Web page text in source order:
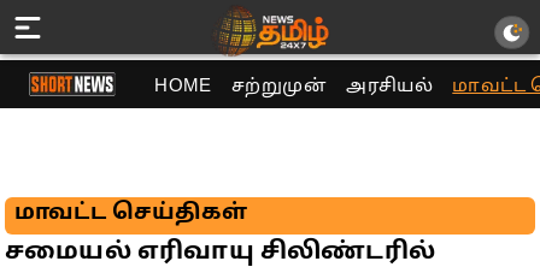
HOME சற்றுமுன் அரசியல் மாவட்ட
மாவட்ட செய்திகள்
சமையல் எரிவாயு சிலிண்டரில்